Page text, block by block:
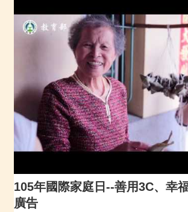
105年國際家庭日--善用3C、幸
廣告